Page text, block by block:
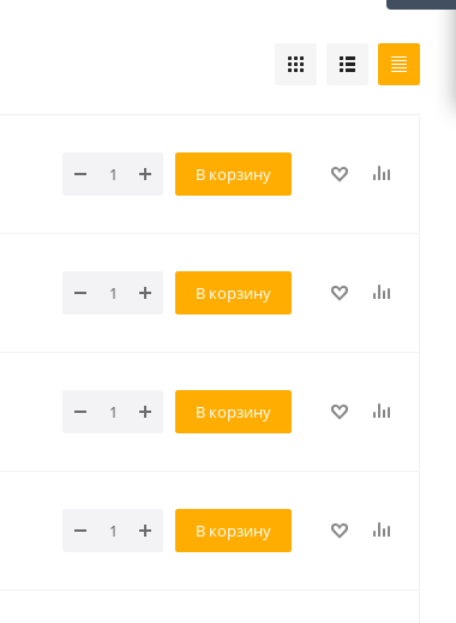
В корзину
В корзину
В корзину
В корзину